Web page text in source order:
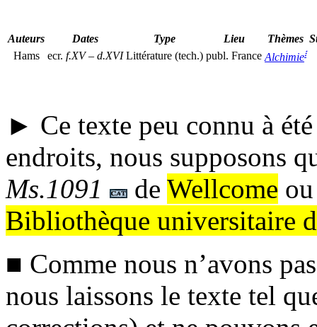
Auteurs Dates Type Lieu Thèmes
Hams
ecr. f.XV – d.XVI Littérature (tech.) publ. France Alchimie፧
► Ce texte peu connu à
endroits, nous supposons
Ms.1091
de Wellcome
Bibliothèque universitaire
■ Comme nous n’avons
nous laissons le texte tel